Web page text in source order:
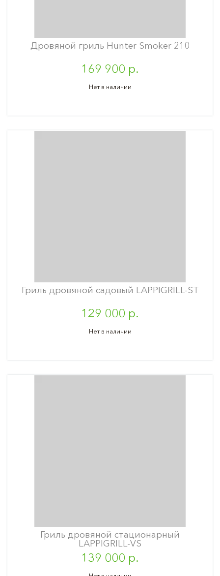
Дровяной гриль Hunter Smoker 210
169 900 р.
Нет в наличии
Гриль дровяной садовый LAPPIGRILL-ST
129 000 р.
Нет в наличии
Гриль дровяной стационарный
LAPPIGRILL-VS
139 000 р.